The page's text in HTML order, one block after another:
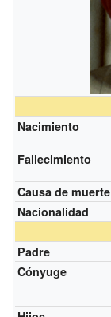
Nacimiento
Fallecimiento
Causa de muerte
Nacionalidad
Padre
Cónyuge